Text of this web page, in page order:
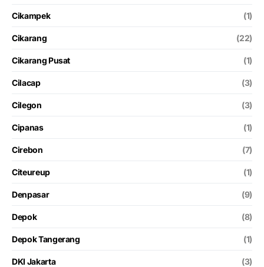
Cikampek (1)
Cikarang (22)
Cikarang Pusat (1)
Cilacap (3)
Cilegon (3)
Cipanas (1)
Cirebon (7)
Citeureup (1)
Denpasar (9)
Depok (8)
Depok Tangerang (1)
DKI Jakarta (3)